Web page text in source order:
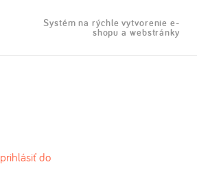
Systém na rýchle vytvorenie e-
shopu a webstránky
prihlásiť do